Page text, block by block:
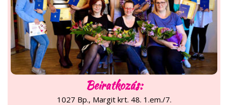
Beiratkozás:
1027 Bp., Margit krt. 48. 1.em./7.